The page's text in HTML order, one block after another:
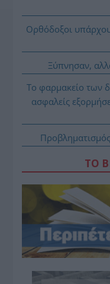
Ορθόδοξοι
Ξύπνησαν,
Το φαρμακείο των
ασφαλείς
ΤΟ